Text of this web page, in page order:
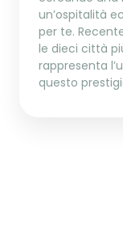
un’ospitalità
per te.
le dieci città
rappresenta
questo